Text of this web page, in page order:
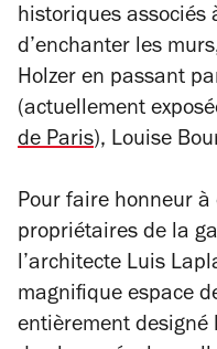
historiques associés
d’enchanter les
Holzer en passant
(actuellement
de Paris), Louise
Pour faire honneur à
propriétaires de la
l’architecte Luis
magnifique espace
entièrement designé